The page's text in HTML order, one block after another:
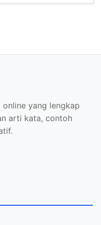
online yang lengkap
arti kata, contoh